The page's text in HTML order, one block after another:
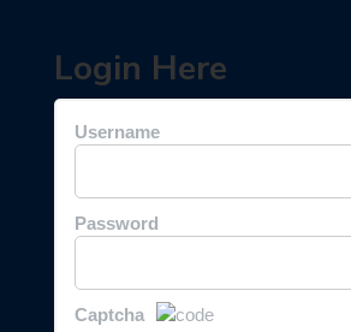
Login Here
Username
Password
Captcha